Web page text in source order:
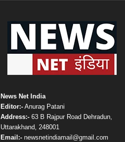
News Net India
Editor:-Anurag Patani
Address:-63 B Rajpur Road Dehradun,
Uttarakhand, 248001
Email:-newsnetindiamail@gmail.com